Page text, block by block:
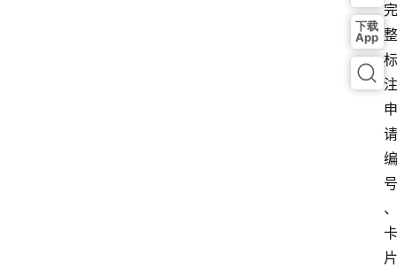
完
整
标
注
申
请
编
号
、
卡
片
下载
App